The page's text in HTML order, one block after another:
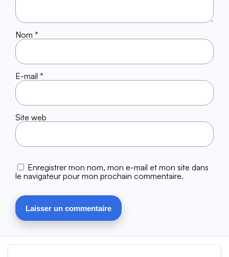
Nom *
E-mail *
Site web
Enregistrer mon nom, mon e-mail et mon site dans
le navigateur pour mon prochain commentaire.